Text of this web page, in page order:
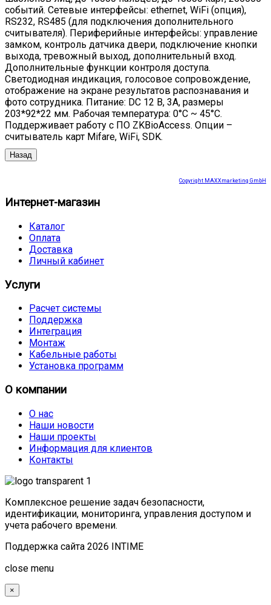
событий. Сетевые интерфейсы: ethernet, WiFi (опция),
RS232, RS485 (для подключения дополнительного
считывателя). Периферийные интерфейсы: управление
замком, контроль датчика двери, подключение кнопки
выхода, тревожный выход, дополнительный вход.
Дополнительные функции контроля доступа.
Светодиодная индикация, голосовое сопровождение,
отображение на экране результатов распознавания и
фото сотрудника. Питание: DC 12 В, 3А, размеры
203*92*22 мм. Рабочая температура: 0°C ~ 45°С.
Поддерживает работу с ПО ZKBioAccess. Опции –
считыватель карт Mifare, WiFi, SDK.
Copyright MAXXmarketing GmbH
Интернет-магазин
Каталог
Оплата
Доставка
Личный кабинет
Услуги
Расчет системы
Поддержка
Интеграция
Монтаж
Кабельные работы
Установка программ
О компании
О нас
Наши новости
Наши проекты
Информация для клиентов
Контакты
Комплексное решение задач безопасности,
идентификации, мониторинга, управления доступом и
учета рабочего времени.
Поддержка сайта 2026 INTIME
close menu
×